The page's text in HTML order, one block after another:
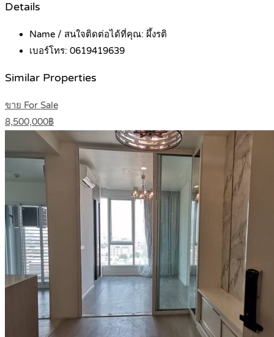
Details
Name / สนใจติดต่อได้ที่คุณ: ผึ้งรติ
เบอร์โทร: 0619419639
Similar Properties
ขาย For Sale
8,500,000฿